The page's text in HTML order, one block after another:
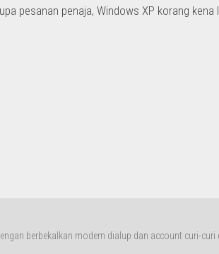
pesanan penaja, Windows XP korang kena
berbekalkan modem dialup dan account curi-curi